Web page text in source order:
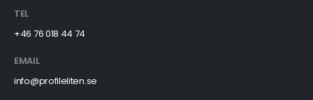
TEL
+46 76 018 44 74
EMAIL
info@profileliten.se